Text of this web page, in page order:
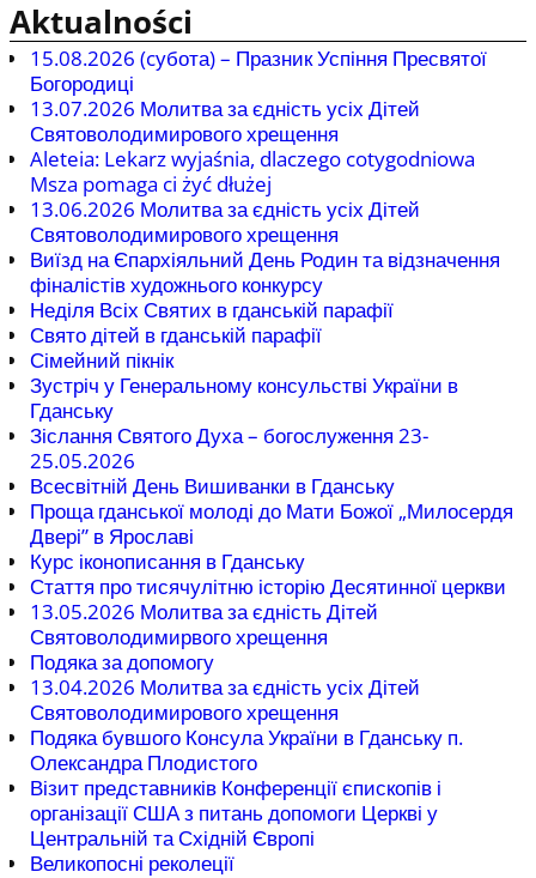
Aktualności
15.08.2026 (cубота) – Празник Успіння Пресвятої
Богородиці
13.07.2026 Молитва за єдність усіх Дітей
Святоволодимирового хрещення
Aleteia: Lekarz wyjaśnia, dlaczego cotygodniowa
Msza pomaga ci żyć dłużej
13.06.2026 Молитва за єдність усіх Дітей
Святоволодимирового хрещення
Виїзд на Єпархіяльний День Родин та відзначення
фіналістів художнього конкурсу
Неділя Всіх Святих в гданській парафії
Свято дітей в гданській парафії
Сімейний пікнік
Зустріч у Генеральному консульстві України в
Гданську
Зіслання Святого Духа – богослуження 23-
25.05.2026
Всесвітній День Вишиванки в Гданську
Проща гданської молоді до Мати Божої „Милосердя
Двері” в Ярославі
Курс іконописання в Гданську
Стаття про тисячулітню історію Десятинної церкви
13.05.2026 Молитва за єдність Дітей
Святоволодимирвого хрещення
Подяка за допомогу
13.04.2026 Молитва за єдність усіх Дітей
Святоволодимирового хрещення
Подяка бувшого Консула України в Гданську п.
Олександра Плодистого
Візит представників Конференції єпископів і
організації США з питань допомоги Церкві у
Центральній та Східній Європі
Великопосні реколеції